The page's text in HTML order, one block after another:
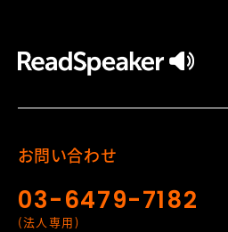
お問い合わせ
03-6479-7182
(法人専用)